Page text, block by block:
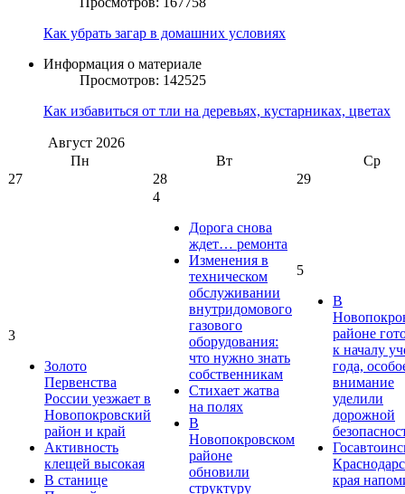
Как убрать загар в домашних условиях
Информация о материале
Просмотров: 142525
Как избавиться от тли на деревьях, кустарниках, цветах
Август 2026
Пн
Вт
Ср
27
28 29
3
Золото
Первенства
России уезжает в
Новопокровский
район и край
Активность
клещей высокая
В станице
4
Дорога снова
ждет… ремонта
Изменения в
техническом
обслуживании
внутридомового
газового
оборудования:
что нужно знать
собственникам
Стихает жатва
на полях
В
Новопокровском
районе
обновили
структуру
5
В
районе
к началу
года,
внимание
уделили
дорожной
края